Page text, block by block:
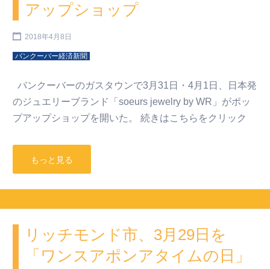
アップショップ
2018年4月8日
バンクーバー経済新聞
バンクーバーのガスタウンで3月31日・4月1日、日本発
のジュエリーブランド「soeurs jewelry by WR」がポッ
プアップショップを開いた。 続きはこちらをクリック
もっと見る
リッチモンド市、3月29日を
「ワンスアポンアタイムの日」